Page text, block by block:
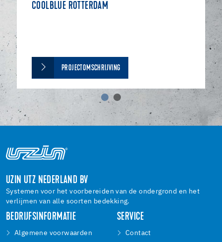
COOLBLUE ROTTERDAM
PROJECTOMSCHRIJVING
UZIN UTZ NEDERLAND BV
Systemen voor het voorbereiden van de ondergrond en het
verlijmen van alle soorten bedekking.
BEDRIJFSINFORMATIE
Algemene voorwaarden
SERVICE
Contact